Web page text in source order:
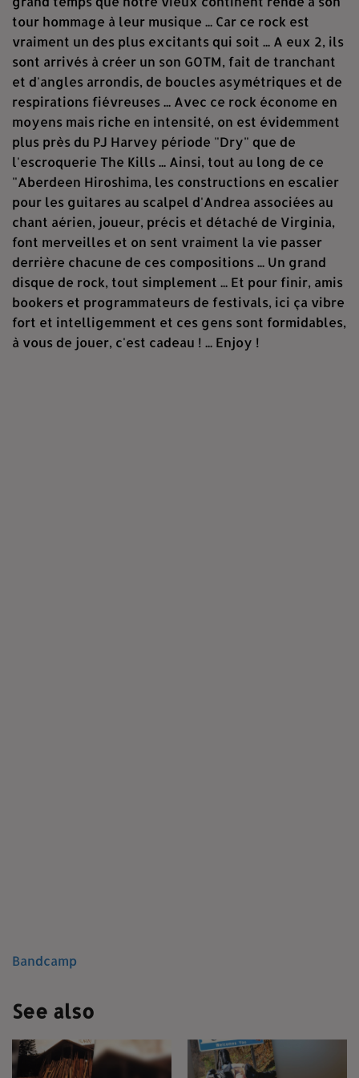
tour hommage à leur musique ... Car ce rock est
vraiment un des plus excitants qui soit ... A eux 2, ils
sont arrivés à créer un son GOTM, fait de tranchant
et d'angles arrondis, de boucles asymétriques et de
respirations fiévreuses ... Avec ce rock économe en
moyens mais riche en intensité, on est évidemment
plus près du PJ Harvey période "Dry" que de
l'escroquerie The Kills ... Ainsi, tout au long de ce
"Aberdeen Hiroshima, les constructions en escalier
pour les guitares au scalpel d'Andrea associées au
chant aérien, joueur, précis et détaché de Virginia,
font merveilles et on sent vraiment la vie passer
derrière chacune de ces compositions ... Un grand
disque de rock, tout simplement ... Et pour finir, amis
bookers et programmateurs de festivals, ici ça vibre
fort et intelligemment et ces gens sont formidables,
à vous de jouer, c'est cadeau ! ... Enjoy !
Bandcamp
See also